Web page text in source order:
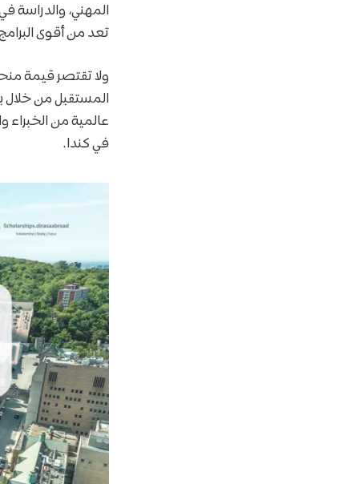
المهني،
تعد من أقوى
المستقبل من خلال
عالمية من الخبراء
في كندا.